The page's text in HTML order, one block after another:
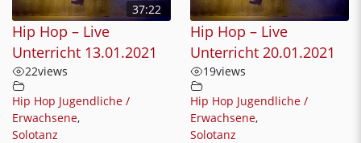
37:22
Hip Hop – Live
Unterricht 13.01.2021
22views
Hip Hop Jugendliche /
Erwachsene,
Solotanz
Hip Hop – Live
Unterricht 20.01.2021
19views
Hip Hop Jugendliche /
Erwachsene,
Solotanz